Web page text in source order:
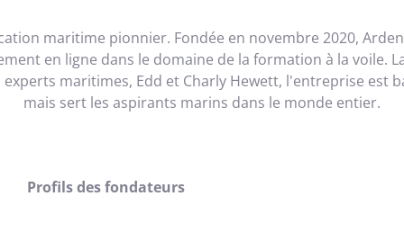
maritime pionnier. Fondée en novembre 2020,
en ligne dans le domaine de la formation à la voile.
maritimes, Edd et Charly Hewett, l'entreprise est
mais sert les aspirants marins dans le monde entier.
Profils des fondateurs